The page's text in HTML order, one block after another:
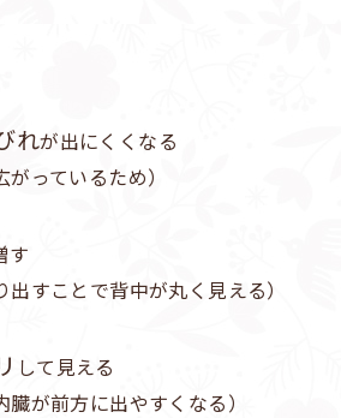
れが出にくくなる
がっているため）
す
出すことで背中が丸く見える）
して見える
臓が前方に出やすくなる）